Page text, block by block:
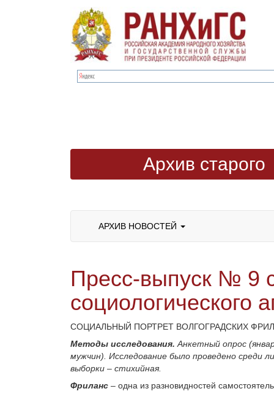
Архив старого
АРХИВ НОВОСТЕЙ
Пресс-выпуск № 9
социологического
СОЦИАЛЬНЫЙ ПОРТРЕТ ВОЛГОГРАДСКИХ
Методы исследования. Анкетный опрос
мужчин). Исследование было проведено среди
выборки – стихийная.
Фриланс – одна из разновидностей